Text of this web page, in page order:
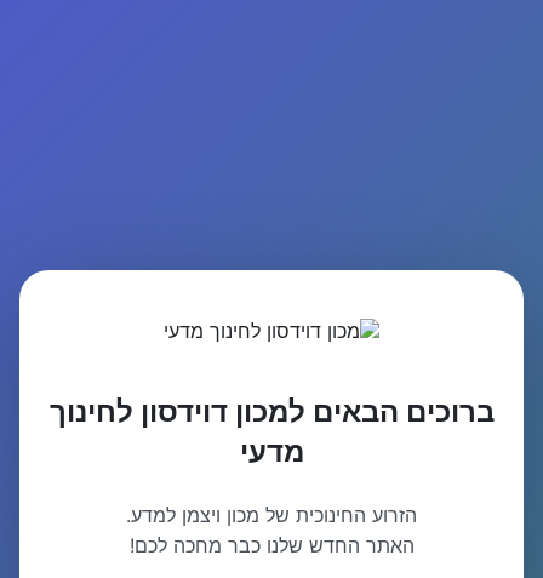
ברוכים הבאים למכון דוידסון לחינוך
מדעי
הזרוע החינוכית של מכון ויצמן למדע.
האתר החדש שלנו כבר מחכה לכם!